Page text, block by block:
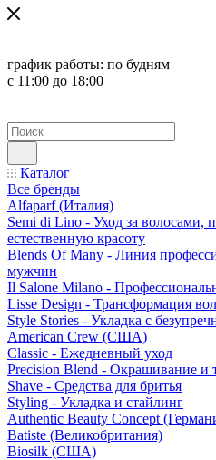
график работы: по будням
с 11:00 до 18:00
Каталог
Все бренды
Alfaparf (Италия)
Semi di Lino - Уход за
естественную красоту
Blends Of Many - Линия
мужчин
Il Salone Milano -
Lisse Design - Трансформация
Style Stories - Укладка с
American Crew (США)
Classic - Ежедневный уход
Precision Blend - Окрашивание и
Shave - Средства для бритья
Styling - Укладка и стайлинг
Authentic Beauty Concept
Batiste (Великобритания)
Biosilk (США)